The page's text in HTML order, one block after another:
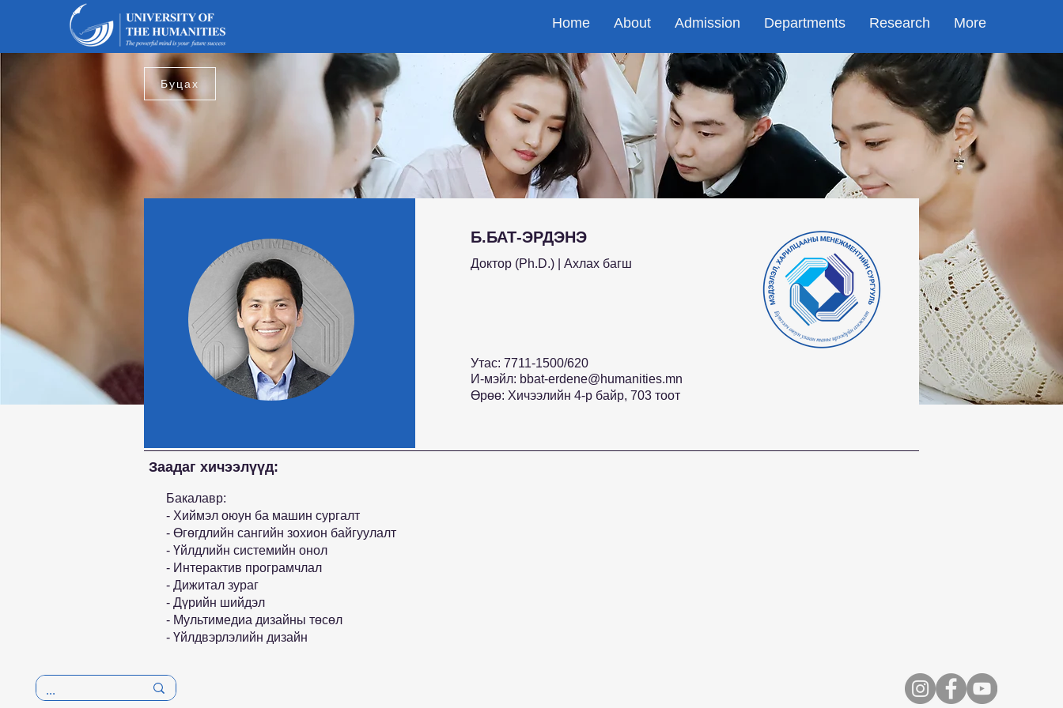
Home About Admission Departments Research More
Буцах
Б.БАТ-ЭРДЭНЭ
Доктор (Ph.D.) | Ахлах багш
Утас: 7711-1500/620
И-мэйл: bbat-erdene@humanities.mn
Өрөө: Хичээлийн 4-р байр, 703 тоот
Заадаг хичээлүүд:
Бакалавр:
- Хиймэл оюун ба машин сургалт
- Өгөгдлийн сангийн зохион байгуулалт
- Үйлдлийн системийн онол
- Интерактив програмчлал
- Дижитал зураг
- Дүрийн шийдэл
- Мультимедиа дизайны төсөл
- Үйлдвэрлэлийн дизайн